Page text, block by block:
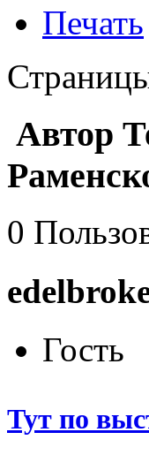
Печать
Автор
0
Гость
Тут по